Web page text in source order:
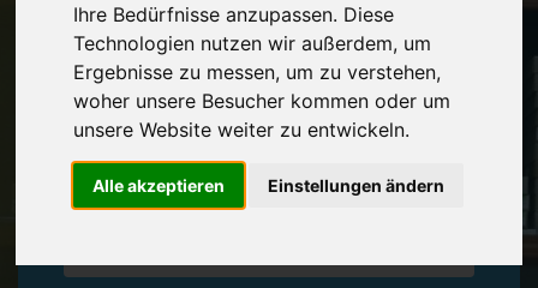
Ihre Bedürfnisse anzupassen. Diese
Technologien nutzen wir außerdem, um
Ergebnisse zu messen, um zu verstehen,
woher unsere Besucher kommen oder um
unsere Website weiter zu entwickeln.
Alle akzeptieren Einstellungen ändern
Vereinbaren Sie einenRückruf
Hinterlassen Sie uns gern eine persönliche Nachricht.